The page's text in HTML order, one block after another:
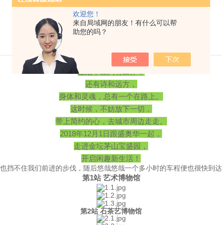
欢迎您！
来自局域网的朋友！有什么可以帮
助您的吗？
生活不应只有工作，
还有诗和远方，
身体和灵魂，总有一个在路上。
这时候，不妨放下一切，
带上简约的心，去城市周边走走。
2018年12月1日跟盛奥华一起，
走进金坛茅山宝盛园，
开启闲趣新生活！
不住我们前进的步伐，随后悠哉悠哉一个多小时的车程便也很快到
第1站 艺术博物馆
第2站 石茶艺博物馆